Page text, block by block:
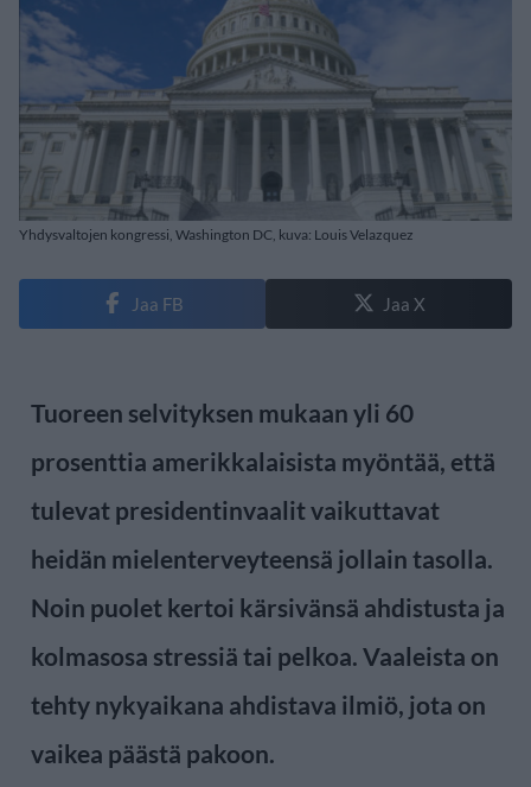
Yhdysvaltojen kongressi, Washington DC, kuva: Louis Velazquez
Jaa FB Jaa X
Tuoreen selvityksen mukaan yli 60
prosenttia amerikkalaisista myöntää, että
tulevat presidentinvaalit vaikuttavat
heidän mielenterveyteensä jollain tasolla.
Noin puolet kertoi kärsivänsä ahdistusta ja
kolmasosa stressiä tai pelkoa. Vaaleista on
tehty nykyaikana ahdistava ilmiö, jota on
vaikea päästä pakoon.